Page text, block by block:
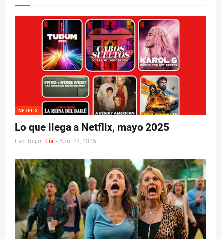
NETFLIX
Lo que llega a Netflix, mayo 2025
Escrito por Lia - April 23, 2025